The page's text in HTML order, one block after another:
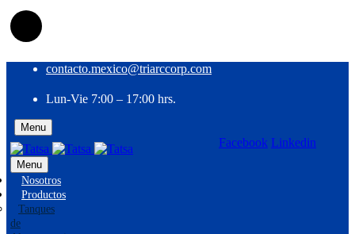
contacto.mexico@triarccorp.com
Lun-Vie 7:00 – 17:00 hrs.
Menu
EN
Facebook Linkedin
Menu
Nosotros
Productos
Tanques
de